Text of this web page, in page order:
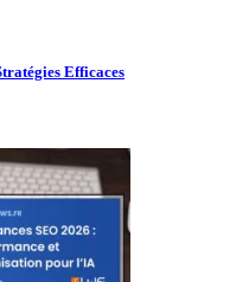
Efficaces